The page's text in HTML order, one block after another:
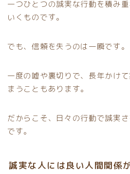
一つひとつの誠実な行動を積み
いくものです。
でも、信頼を失うのは一瞬です。
一度の嘘や裏切りで、長年かけ
まうこともあります。
だからこそ、日々の行動で誠実
です。
誠実な人には良い人間関係